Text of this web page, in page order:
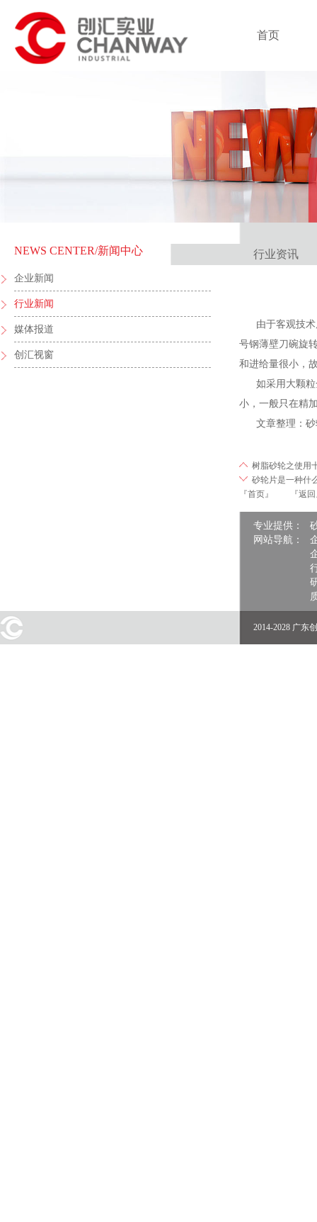
首页
NEWS CENTER/新闻中心
企业新闻
行业新闻
媒体报道
创汇视窗
行业资讯
由于客观技术
号钢薄壁刀碗旋
和进给量很小，
如采用大颗粒
小，一般只在精
文章整理：砂轮
树脂砂轮之使用
砂轮片是一种什
『首页』
『返
专业提供：
网站导航：
2014-2028 广东